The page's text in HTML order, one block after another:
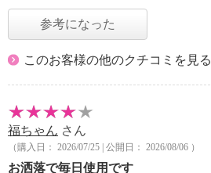
参考になった
このお客様の他のクチコミを見る
福ちゃん さん
（購入日： 2026/07/25 | 公開日： 2026/08/06 ）
お洒落で毎日使用です